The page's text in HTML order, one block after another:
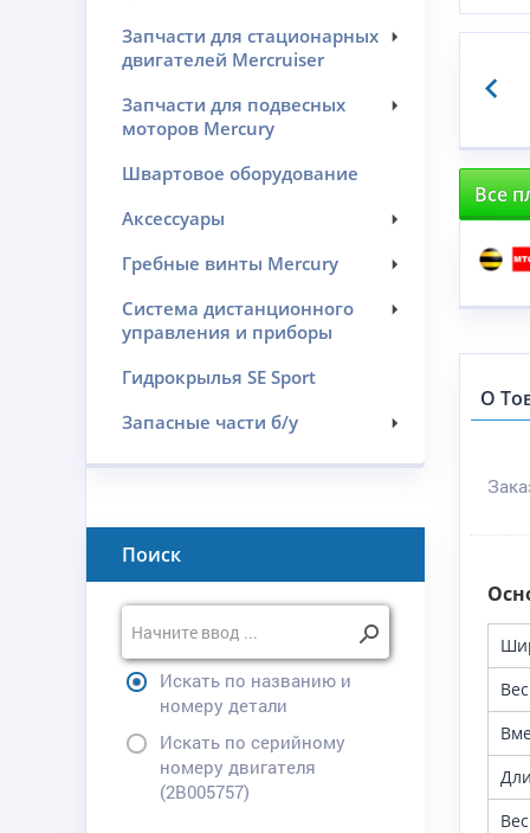
Запчасти для стационарных
двигателей Mercruiser
Запчасти для подвесных
моторов Mercury
Швартовое оборудование
Аксессуары
Гребные винты Mercury
Система дистанционного
управления и приборы
Гидрокрылья SE Sport
Запасные части б/у
Поиск
Искать по названию и
номеру детали
Искать по серийному
номеру двигателя
(2B005757)
Все
О
Вес
Вес